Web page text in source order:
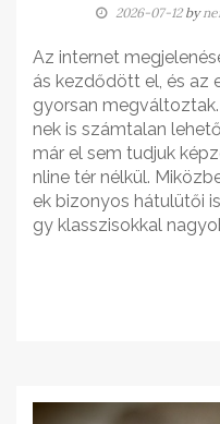
2026-07-12by
Az internet
ás kezdődött el, és az
gyorsan
nek is számtalan
már el sem tudjuk
nline tér nélkül.
ek bizonyos hátulütői
gy klasszisokkal